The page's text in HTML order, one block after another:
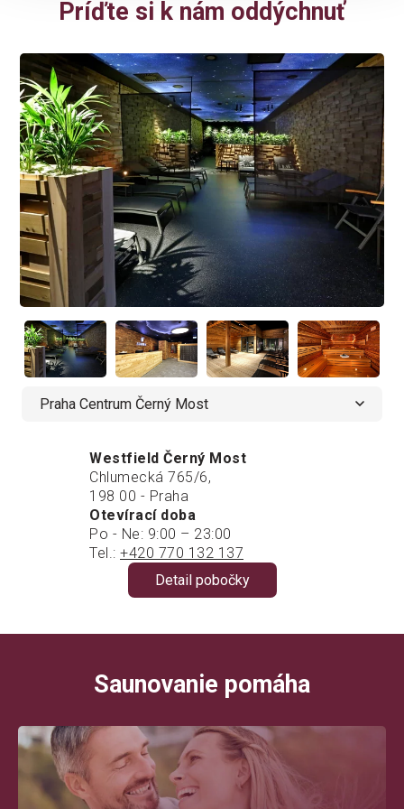
Príďte si k nám oddýchnuť
Praha Centrum Černý Most
Westfield Černý Most
Chlumecká 765/6,
198 00 - Praha
Otevírací doba
Po - Ne: 9:00 – 23:00
Tel.: +420 770 132 137
Detail pobočky
Saunovanie pomáha